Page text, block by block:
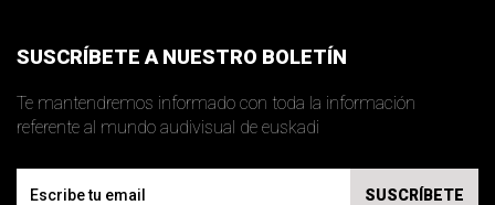
SUSCRÍBETE A NUESTRO BOLETÍN
Te mantendremos informado con toda la información
referente al mundo audivisual de euskadi
SUSCRÍBETE